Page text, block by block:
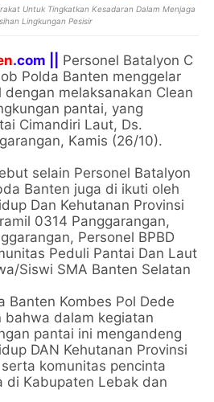
Untuk Tingkatkan Kesadaran Dalam Menjaga
Lingkungan Pesisir
.com ||
Personel Batalyon C
Polda Banten menggelar
melaksanakan Clean
pantai, yang
Cimandiri Laut, Ds.
Kamis (26/10).
selain Personel Batalyon
Banten juga di ikuti oleh
Dan Kehutanan Provinsi
0314 Panggarangan,
Personel BPBD
Peduli Pantai Dan Laut
Siswi SMA Banten Selatan
Banten Kombes Pol Dede
bahwa dalam kegiatan
pantai ini mengandeng
DAN Kehutanan Provinsi
komunitas pencinta
di Kabupaten Lebak dan